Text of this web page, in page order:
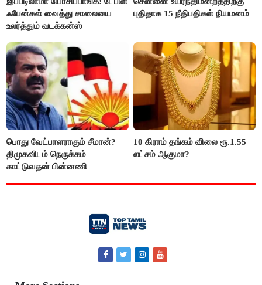
ஃபேன்கள் வைத்து சாலையை
உலர்த்தும் வடக்கன்ஸ்
புதிதாக 15 நீதிபதிகள் நியமனம்
பொது வேட்பாளராகும் சீமான்?
திமுகவிடம் நெருக்கம்
காட்டுவதன் பின்னணி
10 கிராம் தங்கம் விலை ரூ.1.55
லட்சம் ஆகுமா?